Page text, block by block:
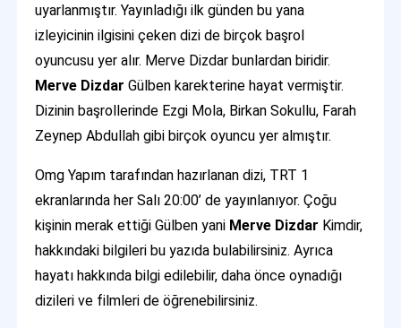
uyarlanmıştır. Yayınladığı ilk günden bu yana
izleyicinin ilgisini çeken dizi de birçok başrol
oyuncusu yer alır. Merve Dizdar bunlardan biridir.
Merve Dizdar Gülben karekterine hayat vermiştir.
Dizinin başrollerinde Ezgi Mola, Birkan Sokullu, Farah
Zeynep Abdullah gibi birçok oyuncu yer almıştır.
Omg Yapım tarafından hazırlanan dizi, TRT 1
ekranlarında her Salı 20:00’ de yayınlanıyor. Çoğu
kişinin merak ettiği Gülben yani Merve Dizdar Kimdir,
hakkındaki bilgileri bu yazıda bulabilirsiniz. Ayrıca
hayatı hakkında bilgi edilebilir, daha önce oynadığı
dizileri ve filmleri de öğrenebilirsiniz.